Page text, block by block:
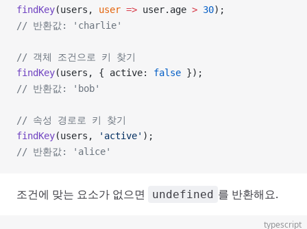
findKey(users, user => user.age > 30);
// 반환값: 'charlie'
// 객체 조건으로 키 찾기
findKey(users, { active: false });
// 반환값: 'bob'
// 속성 경로로 키 찾기
findKey(users, 'active' );
// 반환값: 'alice'
조건에 맞는 요소가 없으면 undefined 를 반환해요.
typescript